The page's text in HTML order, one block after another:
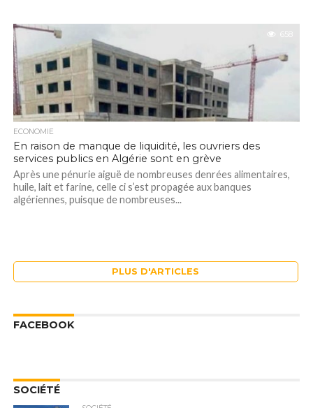
658
ECONOMIE
En raison de manque de liquidité, les ouvriers des
services publics en Algérie sont en grève
Après une pénurie aiguë de nombreuses denrées alimentaires,
huile, lait et farine, celle ci s’est propagée aux banques
algériennes, puisque de nombreuses...
PLUS D'ARTICLES
FACEBOOK
SOCIÉTÉ